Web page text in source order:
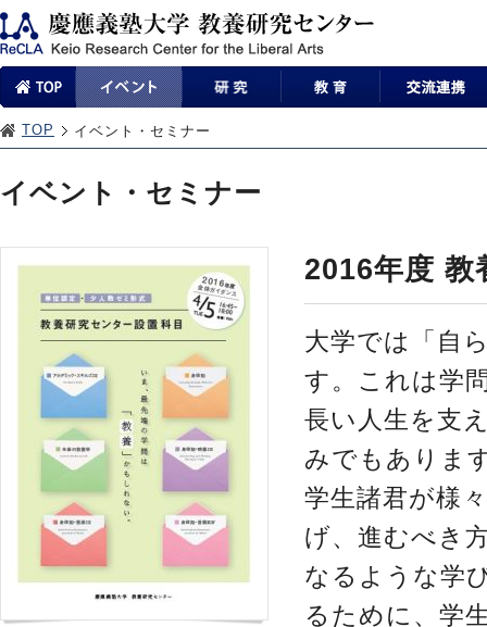
TOP イベント・セミナー
イベント・セミナー
2016年度
大学では「自
す。これは学
長い人生を支
みでもありま
学生諸君が様
げ、進むべき
なるような学
るために、学